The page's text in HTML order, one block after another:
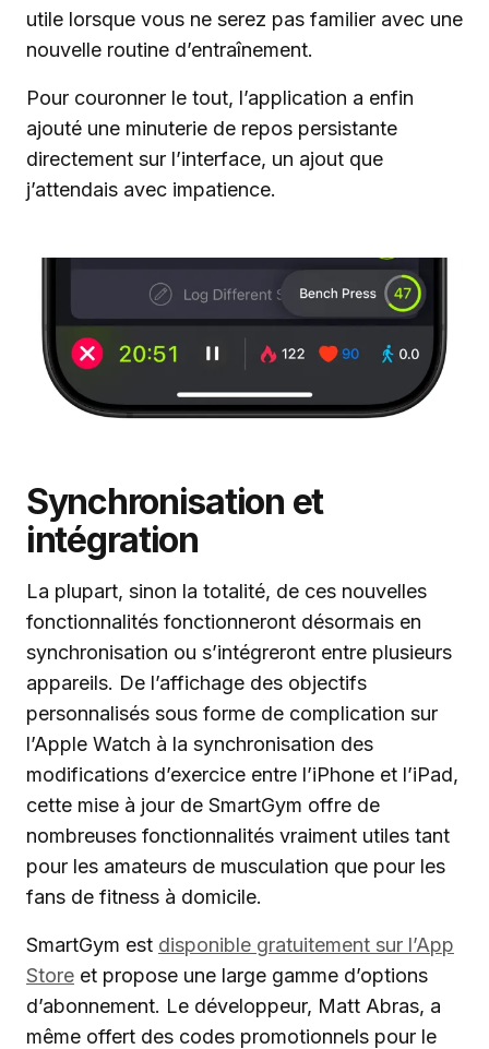
utile lorsque vous ne serez pas familier avec une
nouvelle routine d’entraînement.
Pour couronner le tout, l’application a enfin
ajouté une minuterie de repos persistante
directement sur l’interface, un ajout que
j’attendais avec impatience.
Synchronisation et
intégration
La plupart, sinon la totalité, de ces nouvelles
fonctionnalités fonctionneront désormais en
synchronisation ou s’intégreront entre plusieurs
appareils. De l’affichage des objectifs
personnalisés sous forme de complication sur
l’Apple Watch à la synchronisation des
modifications d’exercice entre l’iPhone et l’iPad,
cette mise à jour de SmartGym offre de
nombreuses fonctionnalités vraiment utiles tant
pour les amateurs de musculation que pour les
fans de fitness à domicile.
SmartGym est disponible gratuitement sur l’App
Store et propose une large gamme d’options
d’abonnement. Le développeur, Matt Abras, a
même offert des codes promotionnels pour le